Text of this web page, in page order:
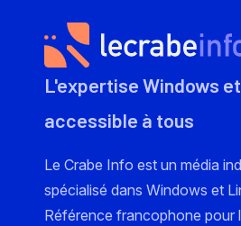
L'expertise Windows
accessible à tous
Le Crabe Info est un média
spécialisé dans Windows et
Référence francophone pour